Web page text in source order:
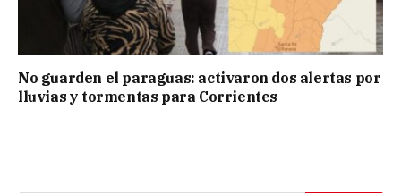
No guarden el paraguas: activaron dos alertas por
lluvias y tormentas para Corrientes